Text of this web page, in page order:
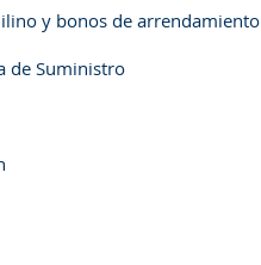
y bonos de arrendamiento
de Suministro